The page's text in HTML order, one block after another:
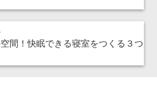
間！快眠できる寝室をつくる３つ